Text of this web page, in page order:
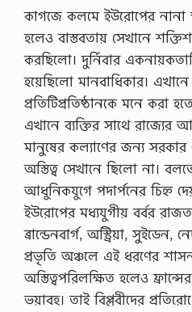
কাগজে কলমে ইউরোপের নানা
হলেও বাস্তবতায় সেখানে
করছিলো। দুর্নিবার
হয়েছিলো মানবাধিকার। এখানে
প্রতিটিপ্রতিষ্ঠানকে মনে করা
এখানে ব্যক্তির সাথে রাজ্যের
মানুষের কল্যাণের জন্য সরকার
অস্তিত্ব সেখানে ছিলো না।
আধুনিকযুগে পদার্পনের চিহ্ন
ইউরোপের মধ্যযুগীয় বর্বর
ব্রান্ডেনবার্গ, অস্ট্রিয়া, সুইডেন,
প্রভৃতি অঞ্চলে এই ধরণের
অস্তিত্বপরিলক্ষিত হলেও
ভয়াবহ। তাই বিপ্লবীদের